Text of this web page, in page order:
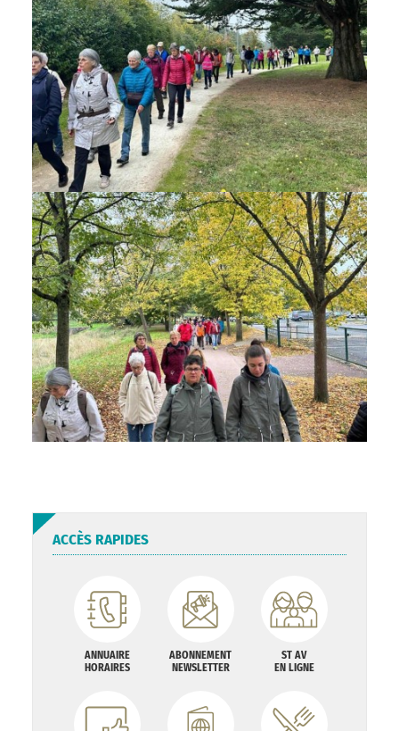
ACCÈS RAPIDES
ANNUAIRE
HORAIRES
ABONNEMENT
NEWSLETTER
ST AV
EN LIGNE